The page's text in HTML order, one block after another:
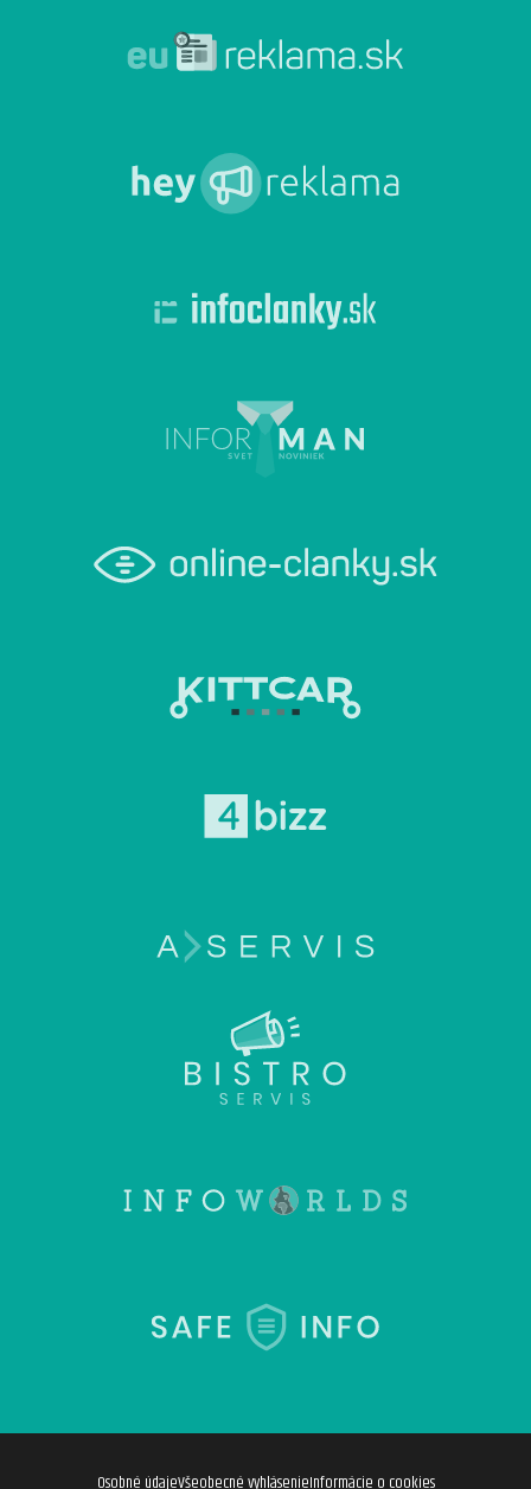
Osobné údajeVšeobecné vyhlásenieInformácie o cookies